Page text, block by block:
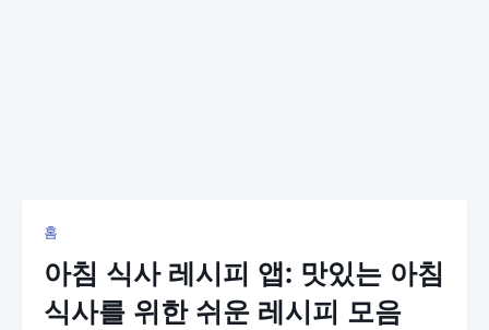
홈
아침 식사 레시피 앱: 맛있는 아침
식사를 위한 쉬운 레시피 모음